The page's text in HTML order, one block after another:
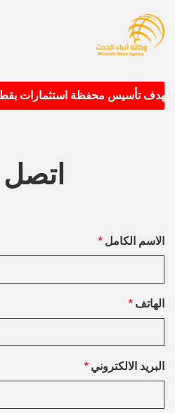
تستهدف تأسيس محفظة استثمارات
اتصل
* الاسم الكامل
* الهاتف
* البريد الالكتروني